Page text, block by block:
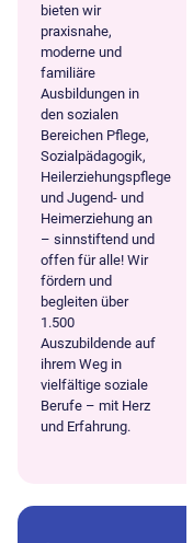
bieten wir
praxisnahe,
moderne und
familiäre
Ausbildungen in
den sozialen
Bereichen Pflege,
Sozialpädagogik,
Heilerziehungspflege
und Jugend- und
Heimerziehung an
– sinnstiftend und
offen für alle! Wir
fördern und
begleiten über
1.500
Auszubildende auf
ihrem Weg in
vielfältige soziale
Berufe – mit Herz
und Erfahrung.